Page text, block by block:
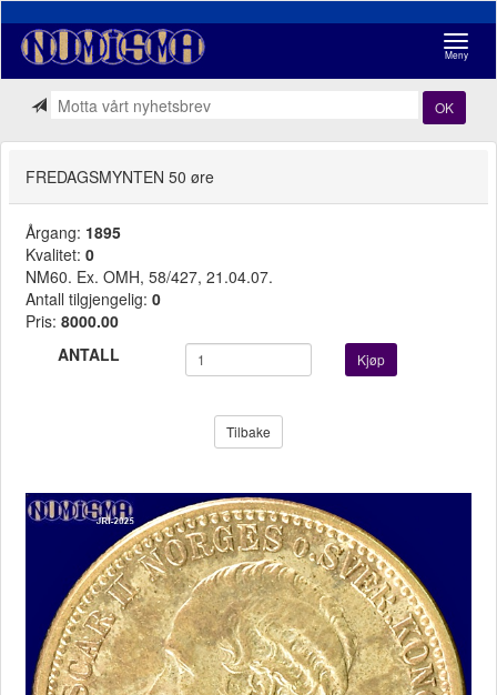
Meny
OK
FREDAGSMYNTEN 50 øre
Årgang: 1895
Kvalitet: 0
NM60. Ex. OMH, 58/427, 21.04.07.
Antall tilgjengelig: 0
Pris: 8000.00
ANTALL
Kjøp
Tilbake